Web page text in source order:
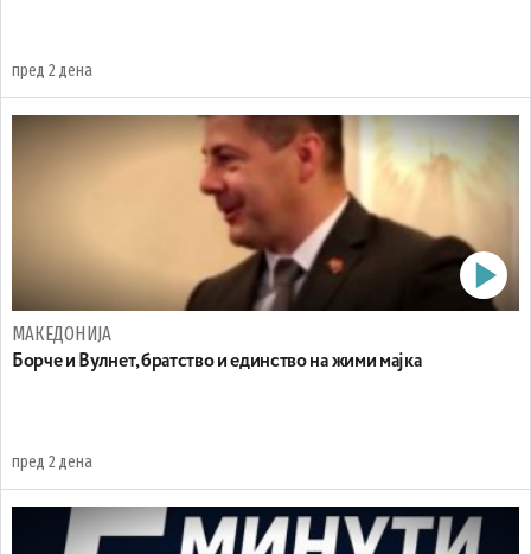
пред 2 дена
МАКЕДОНИЈА
Борче и Вулнет, братство и единство на жими мајка
пред 2 дена